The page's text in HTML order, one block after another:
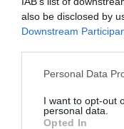
also be disclosed by
Downstream
Personal Data
I want to opt-out
personal data.
Opted In
promovarea
Citeşte şi